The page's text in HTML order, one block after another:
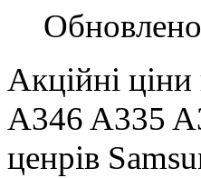
Акційні
A346 A335
ценрів